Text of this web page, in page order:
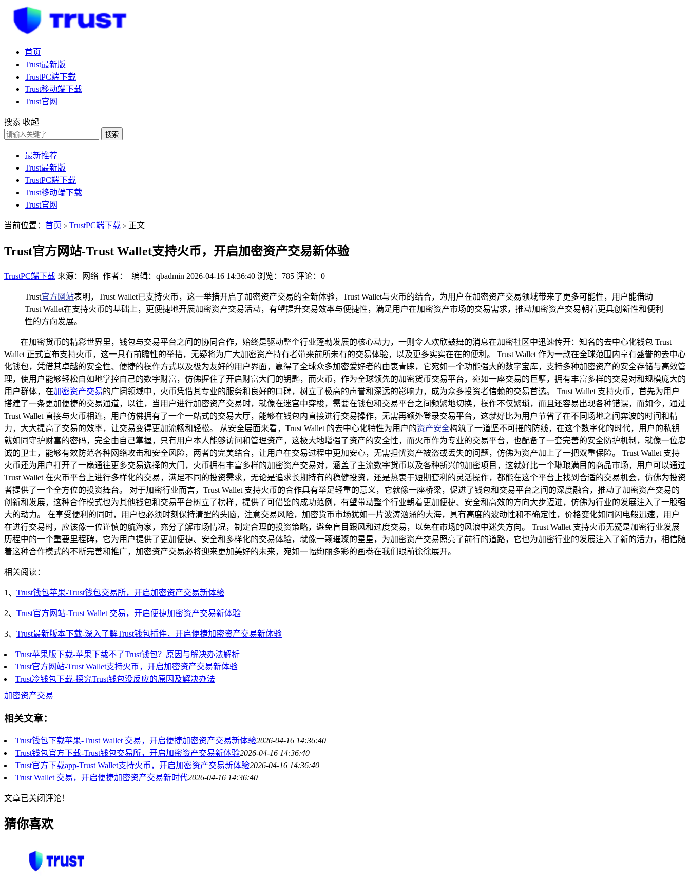
首页
Trust最新版
TrustPC端下载
Trust移动端下载
Trust官网
搜索 收起
搜索
最新推荐
Trust最新版
TrustPC端下载
Trust移动端下载
Trust官网
当前位置： 首页 > TrustPC端下载 > 正文
Trust官方网站-Trust Wallet支持火币，开启加密资产交易新体验
TrustPC端下载 来源：网络 作者： 编辑：qbadmin 2026-04-16 14:36:40 浏览：785 评论：0
Trust官方网站表明，Trust Wallet已支持火币，这一举措开启了加密资产交易的全新体验，Trust Wallet与火币的结合，为用户在加密资产交易领域带来了更多可能性，用户能借助
Trust Wallet在支持火币的基础上，更便捷地开展加密资产交易活动，有望提升交易效率与便捷性，满足用户在加密资产市场的交易需求，推动加密资产交易朝着更具创新性和便利
性的方向发展。
在加密货币的精彩世界里，钱包与交易平台之间的协同合作，始终是驱动整个行业蓬勃发展的核心动力，一则令人欢欣鼓舞的消息在加密社区中迅速传开：知名的去中心化钱包 Trust
Wallet 正式宣布支持火币，这一具有前瞻性的举措，无疑将为广大加密资产持有者带来前所未有的交易体验，以及更多实实在在的便利。 Trust Wallet 作为一款在全球范围内享有盛誉的去中心
化钱包，凭借其卓越的安全性、便捷的操作方式以及极为友好的用户界面，赢得了全球众多加密爱好者的由衷青睐，它宛如一个功能强大的数字宝库，支持多种加密资产的安全存储与高效管
理，使用户能够轻松自如地掌控自己的数字财富，仿佛握住了开启财富大门的钥匙，而火币，作为全球领先的加密货币交易平台，宛如一座交易的巨擘，拥有丰富多样的交易对和规模庞大的
用户群体，在加密资产交易的广阔领域中，火币凭借其专业的服务和良好的口碑，树立了极高的声誉和深远的影响力，成为众多投资者信赖的交易首选。 Trust Wallet 支持火币，首先为用户
搭建了一条更加便捷的交易通道，以往，当用户进行加密资产交易时，就像在迷宫中穿梭，需要在钱包和交易平台之间频繁地切换，操作不仅繁琐，而且还容易出现各种错误，而如今，通过
Trust Wallet 直接与火币相连，用户仿佛拥有了一个一站式的交易大厅，能够在钱包内直接进行交易操作，无需再额外登录交易平台，这就好比为用户节省了在不同场地之间奔波的时间和精
力，大大提高了交易的效率，让交易变得更加流畅和轻松。 从安全层面来看，Trust Wallet 的去中心化特性为用户的资产安全构筑了一道坚不可摧的防线，在这个数字化的时代，用户的私钥
就如同守护财富的密码，完全由自己掌握，只有用户本人能够访问和管理资产，这极大地增强了资产的安全性，而火币作为专业的交易平台，也配备了一套完善的安全防护机制，就像一位忠
诚的卫士，能够有效防范各种网络攻击和安全风险，两者的完美结合，让用户在交易过程中更加安心，无需担忧资产被盗或丢失的问题，仿佛为资产加上了一把双重保险。 Trust Wallet 支持
火币还为用户打开了一扇通往更多交易选择的大门，火币拥有丰富多样的加密资产交易对，涵盖了主流数字货币以及各种新兴的加密项目，这就好比一个琳琅满目的商品市场，用户可以通过
Trust Wallet 在火币平台上进行多样化的交易，满足不同的投资需求，无论是追求长期持有的稳健投资，还是热衷于短期套利的灵活操作，都能在这个平台上找到合适的交易机会，仿佛为投资
者提供了一个全方位的投资舞台。 对于加密行业而言，Trust Wallet 支持火币的合作具有举足轻重的意义，它就像一座桥梁，促进了钱包和交易平台之间的深度融合，推动了加密资产交易的
创新和发展，这种合作模式也为其他钱包和交易平台树立了榜样，提供了可借鉴的成功范例，有望带动整个行业朝着更加便捷、安全和高效的方向大步迈进，仿佛为行业的发展注入了一股强
大的动力。 在享受便利的同时，用户也必须时刻保持清醒的头脑，注意交易风险，加密货币市场犹如一片波涛汹涌的大海，具有高度的波动性和不确定性，价格变化如同闪电般迅速，用户
在进行交易时，应该像一位谨慎的航海家，充分了解市场情况，制定合理的投资策略，避免盲目跟风和过度交易，以免在市场的风浪中迷失方向。 Trust Wallet 支持火币无疑是加密行业发展
历程中的一个重要里程碑，它为用户提供了更加便捷、安全和多样化的交易体验，就像一颗璀璨的星星，为加密资产交易照亮了前行的道路，它也为加密行业的发展注入了新的活力，相信随
着这种合作模式的不断完善和推广，加密资产交易必将迎来更加美好的未来，宛如一幅绚丽多彩的画卷在我们眼前徐徐展开。
相关阅读：
1、 Trust钱包苹果-Trust钱包交易所，开启加密资产交易新体验
2、 Trust官方网站-Trust Wallet 交易，开启便捷加密资产交易新体验
3、 Trust最新版本下载-深入了解Trust钱包插件，开启便捷加密资产交易新体验
Trust苹果版下载-苹果下载不了Trust钱包？原因与解决办法解析
Trust官方网站-Trust Wallet支持火币，开启加密资产交易新体验
Trust冷钱包下载-探究Trust钱包没反应的原因及解决办法
加密资产交易
相关文章：
Trust钱包下载苹果-Trust Wallet 交易，开启便捷加密资产交易新体验2026-04-16 14:36:40
Trust钱包官方下载-Trust钱包交易所，开启加密资产交易新体验2026-04-16 14:36:40
Trust官方下载app-Trust Wallet支持火币，开启加密资产交易新体验2026-04-16 14:36:40
Trust Wallet 交易，开启便捷加密资产交易新时代2026-04-16 14:36:40
文章已关闭评论！
猜你喜欢